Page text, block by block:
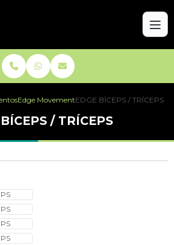
Edge MovementEDGE BÍCEPS / TRÍCEPS
/ TRÍCEPS